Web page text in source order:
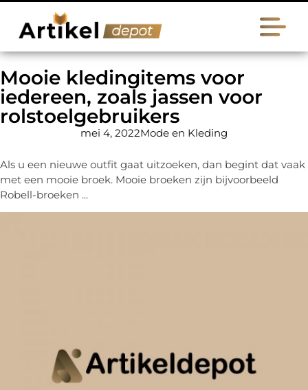
Mooie kledingitems voor
iedereen, zoals jassen voor
rolstoelgebruikers
mei 4, 2022Mode en Kleding
Als u een nieuwe outfit gaat uitzoeken, dan begint dat vaak
met een mooie broek. Mooie broeken zijn bijvoorbeeld
Robell-broeken ...